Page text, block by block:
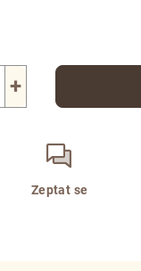
+
Zeptat se